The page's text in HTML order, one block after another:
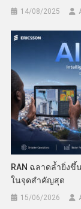
14/08/2025
RAN ฉลาดล้ำยิ่งขึ้
ในจุดสำคัญสุด
15/06/2026